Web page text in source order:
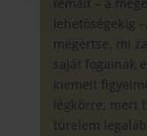
lehetőségekig
megértse, mi
saját fogainak
kiemelt
légkörre, mert
türelem